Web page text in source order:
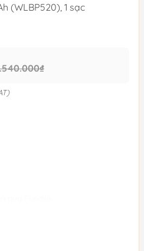
(WLBP520), 1 sạc